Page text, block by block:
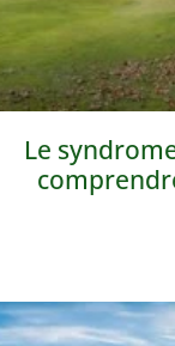
Le